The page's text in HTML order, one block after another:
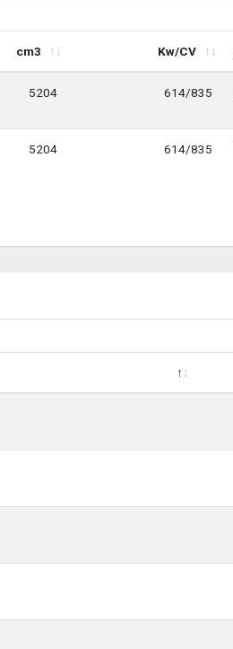
cm3 Kw/CV
5204 614/835
5204 614/835